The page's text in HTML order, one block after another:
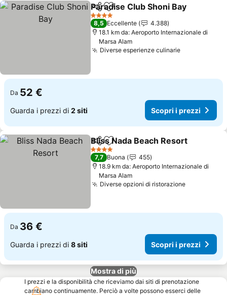
CondividiAggiungi ai preferiti
Paradise Club Shoni Bay
4 Stelle
8,5 Eccellente
4.388
18.1 km da: Aeroporto Internazionale di
Marsa Alam
Diverse esperienze culinarieScopri i
Da 52 €
Guarda i prezzi di 2 siti Scopri i prezzi
CondividiAggiungi ai preferiti
Bliss Nada Beach Resort
4 Stelle
7,7 Buona
455
18.9 km da: Aeroporto Internazionale di
Marsa Alam
Diverse opzioni di ristorazioneScopri i
Da 36 €
Guarda i prezzi di 8 siti Scopri i prezzi
Mostra di più
I prezzi e la disponibilità che riceviamo dai siti di prenotazione
cambiano continuamente. Perciò a volte possono esserci delle